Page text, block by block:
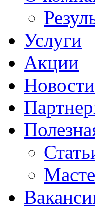
Услуги
Акции
Новости